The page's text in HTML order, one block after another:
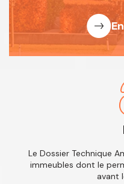
Le Dossier Technique
immeubles dont le
avant